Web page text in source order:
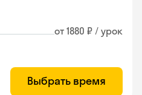
от 1880 ₽ / урок
Выбрать время